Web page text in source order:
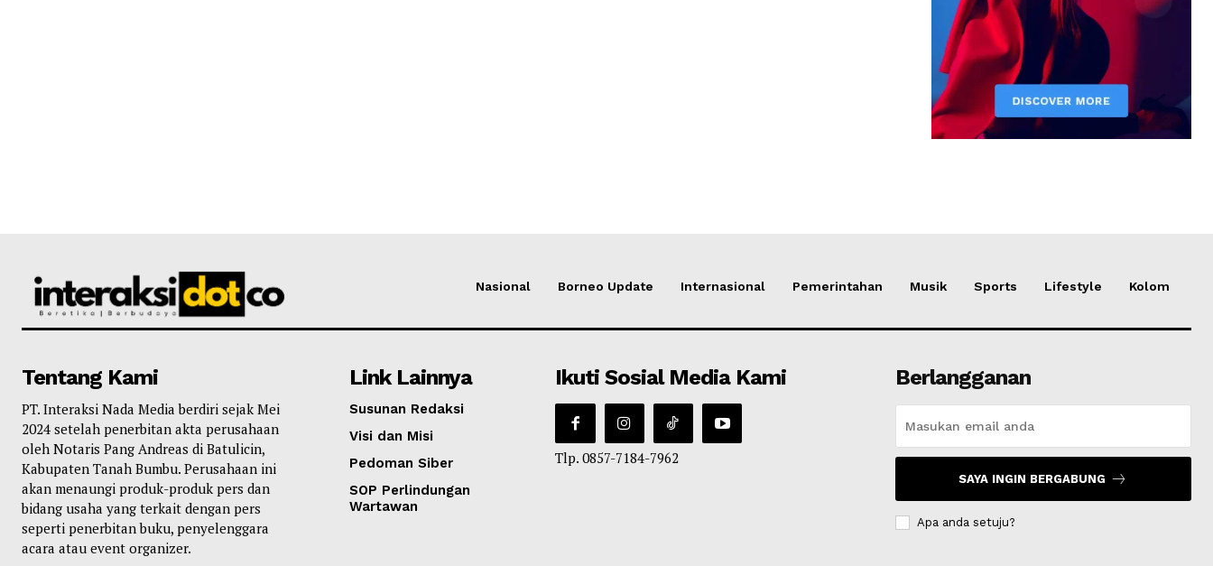
Nasional Borneo Update Internasional Pemerintahan Musik Sports Lifestyle Kolom
Tentang Kami
PT. Interaksi Nada Media berdiri sejak Mei
2024 setelah penerbitan akta perusahaan
oleh Notaris Pang Andreas di Batulicin,
Kabupaten Tanah Bumbu. Perusahaan ini
akan menaungi produk-produk pers dan
bidang usaha yang terkait dengan pers
seperti penerbitan buku, penyelenggara
acara atau event organizer.
Link Lainnya
Susunan Redaksi
Visi dan Misi
Pedoman Siber
SOP Perlindungan
Wartawan
Ikuti Sosial Media Kami
Tlp. 0857-7184-7962
Berlangganan
SAYA INGIN BERGABUNG
Apa anda setuju?